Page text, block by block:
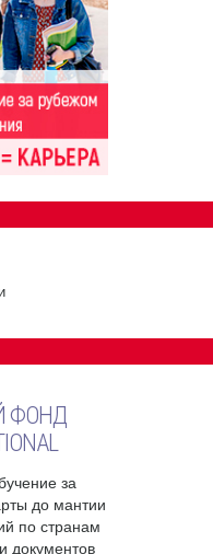
ФОНД
за
до мантии
по странам
документов